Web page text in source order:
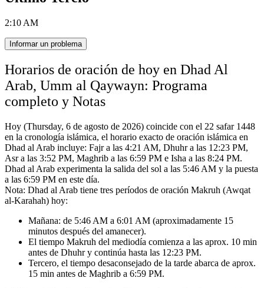
2:10 AM
Informar un problema
Horarios de oración de hoy en Dhad Al
Arab, Umm al Qaywayn: Programa
completo y Notas
Hoy (Thursday, 6 de agosto de 2026) coincide con el 22 safar 1448
en la cronología islámica, el horario exacto de oración islámica en
Dhad al Arab incluye: Fajr a las 4:21 AM, Dhuhr a las 12:23 PM,
Asr a las 3:52 PM, Maghrib a las 6:59 PM e Isha a las 8:24 PM.
Dhad al Arab experimenta la salida del sol a las 5:46 AM y la puesta
a las 6:59 PM en este día.
Nota: Dhad al Arab tiene tres períodos de oración Makruh (Awqat
al-Karahah) hoy:
Mañana: de 5:46 AM a 6:01 AM (aproximadamente 15
minutos después del amanecer).
El tiempo Makruh del mediodía comienza a las aprox. 10 min
antes de Dhuhr y continúa hasta las 12:23 PM.
Tercero, el tiempo desaconsejado de la tarde abarca de aprox.
15 min antes de Maghrib a 6:59 PM.